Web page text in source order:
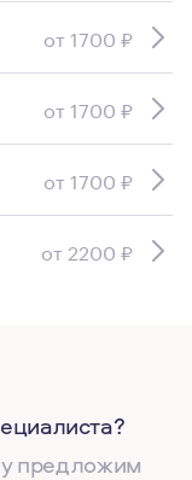
от 1700 ₽
от 1700 ₽
от 1700 ₽
от 2200 ₽
предложим